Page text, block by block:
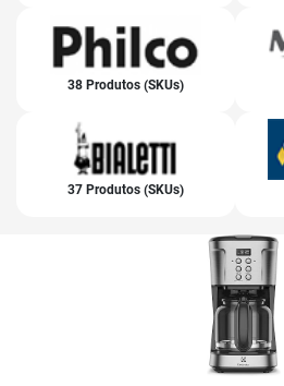
38 Produtos (SKUs)
37 Produtos (SKUs)